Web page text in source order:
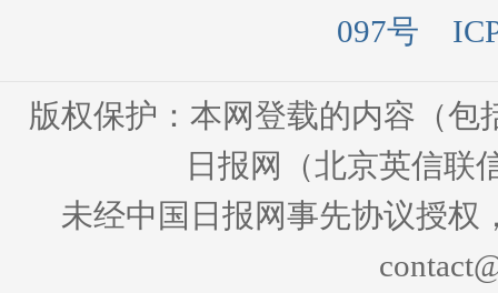
097号
版权保护：本网登载的内容（
日报网（北京英信联
未经中国日报网事先协议授权